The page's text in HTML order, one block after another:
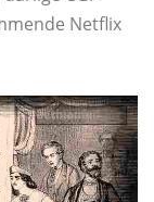
Netflix